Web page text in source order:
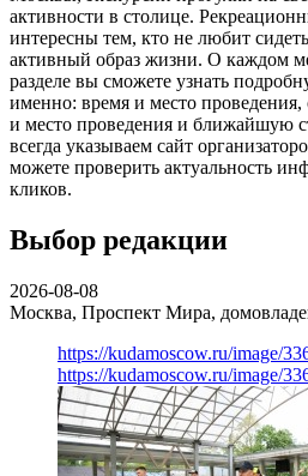
активности в столице.
интересны тем, кто не любит
активный образ жизни. О каждом
разделе вы сможете узнать
именно: время и место проведения,
и место проведения и ближайшую
всегда указываем сайт
можете проверить актуальность
кликов.
Выбор редакции
2026-08-08
Москва, Проспект Мира,
https://kudamoscow.ru/image/
https://kudamoscow.ru/image/